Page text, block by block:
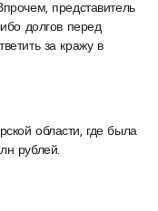
представитель
долгов перед
за кражу в
области, где была
рублей.